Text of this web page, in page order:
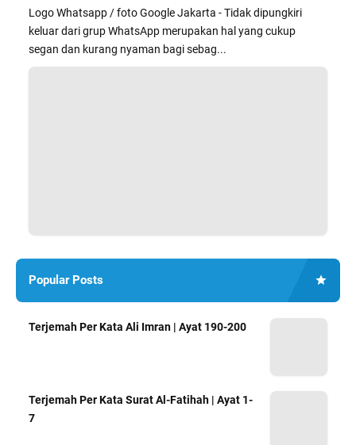
Logo Whatsapp / foto Google Jakarta - Tidak dipungkiri
keluar dari grup WhatsApp merupakan hal yang cukup
segan dan kurang nyaman bagi sebag...
Popular Posts
Terjemah Per Kata Ali Imran | Ayat 190-200
Terjemah Per Kata Surat Al-Fatihah | Ayat 1-
7